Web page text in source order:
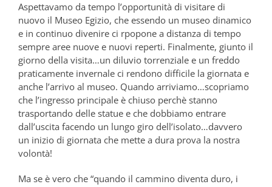
Aspettavamo da tempo l’opportunità di visitare di
nuovo il Museo Egizio, che essendo un museo dinamico
e in continuo divenire ci rpopone a distanza di tempo
sempre aree nuove e nuovi reperti. Finalmente, giunto il
giorno della visita…un diluvio torrenziale e un freddo
praticamente invernale ci rendono difficile la giornata e
anche l’arrivo al museo. Quando arriviamo…scopriamo
che l’ingresso principale è chiuso perchè stanno
trasportando delle statue e che dobbiamo entrare
dall’uscita facendo un lungo giro dell’isolato…davvero
un inizio di giornata che mette a dura prova la nostra
volontà!
Ma se è vero che “quando il cammino diventa duro, i